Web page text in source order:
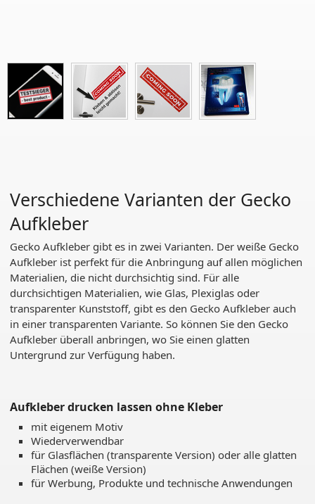
Verschiedene Varianten der Gecko
Aufkleber
Gecko Aufkleber gibt es in zwei Varianten. Der weiße Gecko
Aufkleber ist perfekt für die Anbringung auf allen möglichen
Materialien, die nicht durchsichtig sind. Für alle
durchsichtigen Materialien, wie Glas, Plexiglas oder
transparenter Kunststoff, gibt es den Gecko Aufkleber auch
in einer transparenten Variante. So können Sie den Gecko
Aufkleber überall anbringen, wo Sie einen glatten
Untergrund zur Verfügung haben.
Aufkleber drucken lassen ohne Kleber
mit eigenem Motiv
Wiederverwendbar
für Glasflächen (transparente Version) oder alle glatten
Flächen (weiße Version)
für Werbung, Produkte und technische Anwendungen